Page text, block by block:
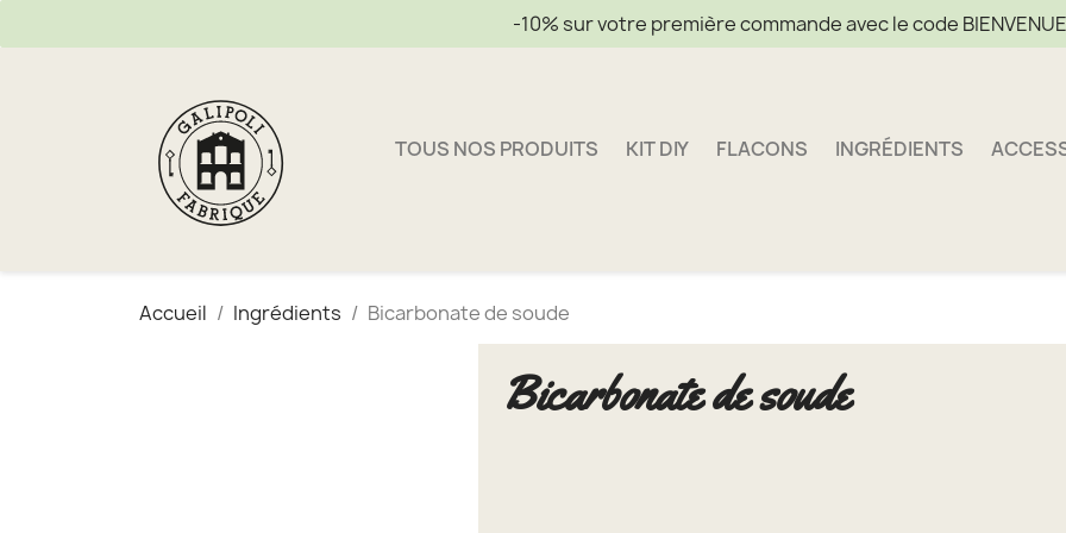
-10% sur votre première commande avec le code
TOUS NOS PRODUITS KIT DIY FLACONS INGRÉDIENTS
Accueil Ingrédients Bicarbonate de soude
Bicarbonate de soude